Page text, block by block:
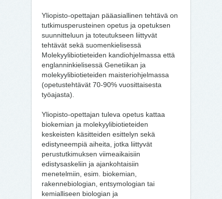
Yliopisto-opettajan pääasiallinen tehtävä on
tutkimusperusteinen opetus ja opetuksen
suunnitteluun ja toteutukseen liittyvät
tehtävät sekä suomenkielisessä
Molekyylibiotieteiden kandiohjelmassa että
englanninkielisessä Genetiikan ja
molekyylibiotieteiden maisteriohjelmassa
(opetustehtävät 70-90% vuosittaisesta
työajasta).
Yliopisto-opettajan tuleva opetus kattaa
biokemian ja molekyylibiotieteiden
keskeisten käsitteiden esittelyn sekä
edistyneempiä aiheita, jotka liittyvät
perustutkimuksen viimeaikaisiin
edistysaskeliin ja ajankohtaisiin
menetelmiin, esim. biokemian,
rakennebiologian, entsymologian tai
kemialliseen biologian ja